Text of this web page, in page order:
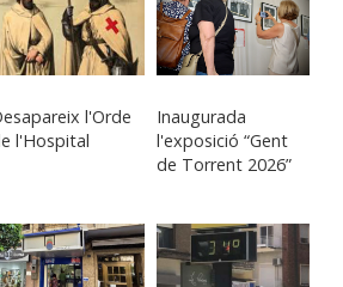
l'Orde
l'Hospital
Inaugurada
l'exposició “Gent
de Torrent 2026”